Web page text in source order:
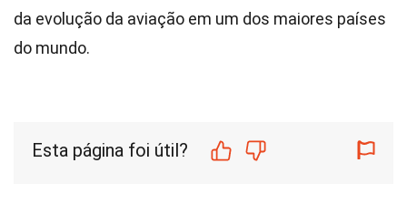
da evolução da aviação em um dos maiores países
do mundo.
Esta página foi útil?